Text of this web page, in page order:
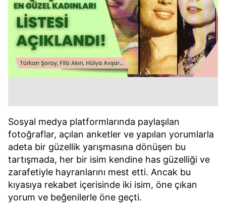
Sosyal medya platformlarında paylaşılan
fotoğraflar, açılan anketler ve yapılan yorumlarla
adeta bir güzellik yarışmasına dönüşen bu
tartışmada, her bir isim kendine has güzelliği ve
zarafetiyle hayranlarını mest etti. Ancak bu
kıyasıya rekabet içerisinde iki isim, öne çıkan
yorum ve beğenilerle öne geçti.